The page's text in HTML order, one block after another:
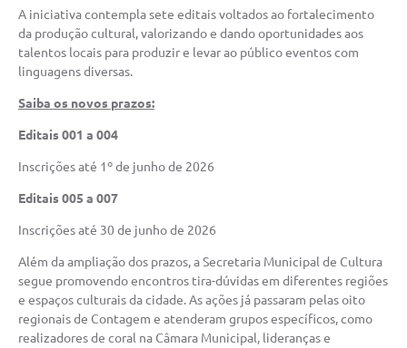
A iniciativa contempla sete editais voltados ao fortalecimento
da produção cultural, valorizando e dando oportunidades aos
talentos locais para produzir e levar ao público eventos com
linguagens diversas.
Saiba os novos prazos:
Editais 001 a 004
Inscrições até 1º de junho de 2026
Editais 005 a 007
Inscrições até 30 de junho de 2026
Além da ampliação dos prazos, a Secretaria Municipal de Cultura
segue promovendo encontros tira-dúvidas em diferentes regiões
e espaços culturais da cidade. As ações já passaram pelas oito
regionais de Contagem e atenderam grupos específicos, como
realizadores de coral na Câmara Municipal, lideranças e